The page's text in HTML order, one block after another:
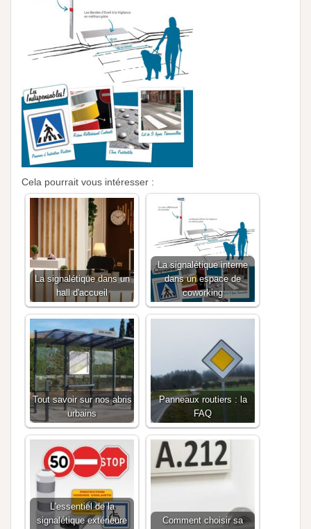
Cela pourrait vous intéresser :
La signalétique dans un
hall d'accueil
La signalétique interne
dans un espace de
coworking
Tout savoir sur nos abris
urbains
Panneaux routiers : la
FAQ
L'essentiel de la
signalétique extérieure
Comment choisir sa